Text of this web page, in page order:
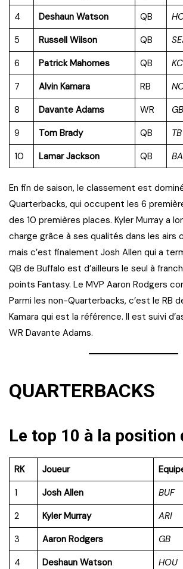
4
Deshaun Watson QB
5
Russell Wilson QB
6
Patrick Mahomes QB KC
7
Alvin Kamara RB
8
Davante Adams WR GB
9
Tom Brady QB TB
10
Lamar Jackson QB
En fin de saison, le classement est
Quarterbacks, qui occupent les 6
des 10 premières places. Kyler Murray a
charge grâce à ses qualités dans les airs
mais c’est finalement Josh Allen qui a
QB de Buffalo est d’ailleurs le seul à
points Fantasy. Le MVP Aaron Rodgers
Parmi les non-Quarterbacks, c’est le RB
Kamara qui est la référence. Il est suivi
WR Davante Adams.
QUARTERBACKS
Le top 10 à la position
RK Joueur
1
Josh Allen BUF
2
Kyler Murray ARI
3
Aaron Rodgers GB
4
Deshaun Watson HOU